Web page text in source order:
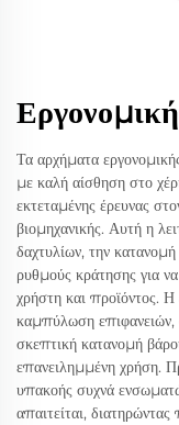
Τα αρχήματα
με καλή αίσθηση στο
εκτεταμένης έρευνας
βιομηχανικής. Αυτή η
δαχτυλίων, την
ρυθμούς κράτησης για
χρήστη και προϊόντος.
καμπύλωση επιφανειών,
σκεπτική κατανομή
επανειλημμένη χρήση.
υπακοής συχνά
απαιτείται,